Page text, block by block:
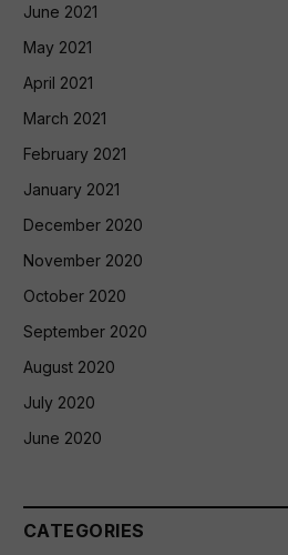
June 2021
May 2021
April 2021
March 2021
February 2021
January 2021
December 2020
November 2020
October 2020
September 2020
August 2020
July 2020
June 2020
CATEGORIES